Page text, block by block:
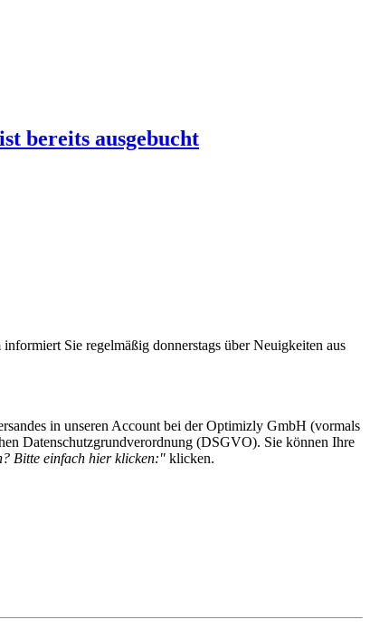
bereits ausgebucht
Sie regelmäßig donnerstags über Neuigkeiten aus
in unseren Account bei der Optimizly GmbH (vormals
Datenschutzgrundverordnung (DSGVO). Sie können Ihre
Bitte einfach hier klicken:" klicken.